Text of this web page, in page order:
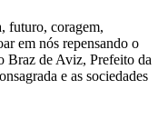
futuro, coragem,
em nós repensando o
Braz de Aviz, Prefeito da
e as sociedades